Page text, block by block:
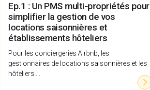
Ep.1 : Un PMS multi-propriétés pour
simplifier la gestion de vos
locations saisonnières et
établissements hôteliers
Pour les conciergeries Airbnb, les
gestionnaires de locations saisonnières et les
hôteliers ...